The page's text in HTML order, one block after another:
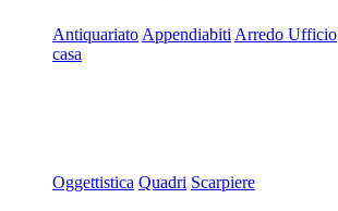
Antiquariato Appendiabiti Arredo Ufficio
casa
Oggettistica Quadri Scarpiere